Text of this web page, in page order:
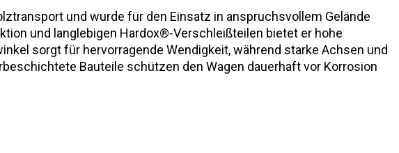
und wurde für den Einsatz in anspruchsvollem Gelände
und langlebigen Hardox®-Verschleißteilen bietet er hohe
sorgt für hervorragende Wendigkeit, während starke Achsen und
Bauteile schützen den Wagen dauerhaft vor Korrosion